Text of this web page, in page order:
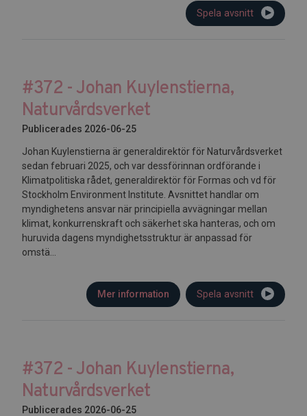
Spela avsnitt
#372 - Johan Kuylenstierna,
Naturvårdsverket
Publicerades 2026-06-25
Johan Kuylenstierna är generaldirektör för Naturvårdsverket
sedan februari 2025, och var dessförinnan ordförande i
Klimatpolitiska rådet, generaldirektör för Formas och vd för
Stockholm Environment Institute. Avsnittet handlar om
myndighetens ansvar när principiella avvägningar mellan
klimat, konkurrenskraft och säkerhet ska hanteras, och om
huruvida dagens myndighetsstruktur är anpassad för
omstä...
Spela avsnitt
Mer information
#372 - Johan Kuylenstierna,
Naturvårdsverket
Publicerades 2026-06-25